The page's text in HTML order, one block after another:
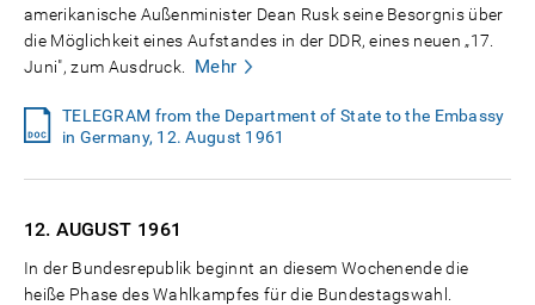
amerikanische Außenminister Dean Rusk seine Besorgnis über
die Möglichkeit eines Aufstandes in der DDR, eines neuen „17.
Juni", zum Ausdruck.
Mehr
TELEGRAM from the Department of State to the Embassy
in Germany, 12. August 1961
12. AUGUST 1961
In der Bundesrepublik beginnt an diesem Wochenende die
heiße Phase des Wahlkampfes für die Bundestagswahl.